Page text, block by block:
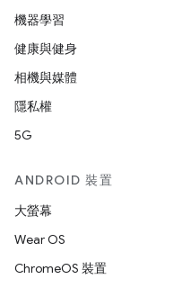
機器學習
健康與健身
相機與媒體
隱私權
5G
ANDROID 裝置
大螢幕
Wear OS
ChromeOS 裝置